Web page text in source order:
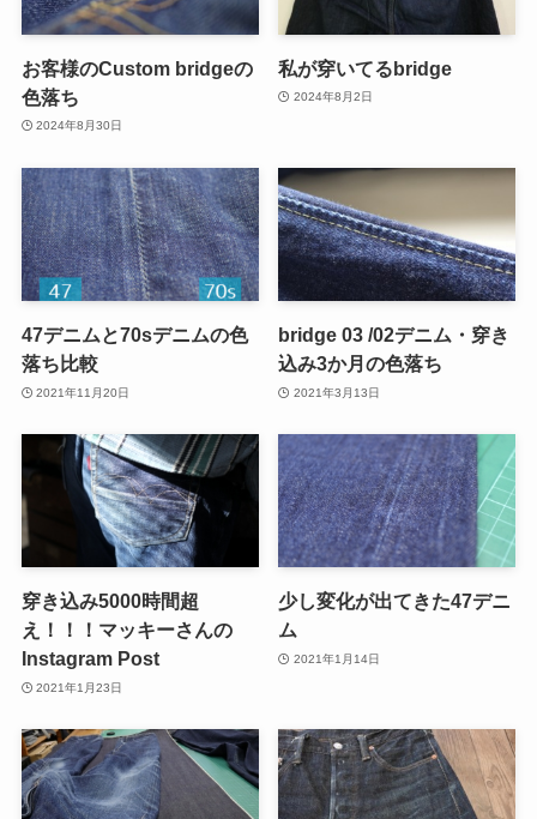
お客様のCustom bridgeの
色落ち
2024年8月30日
私が穿いてるbridge
2024年8月2日
47デニムと70sデニムの色
落ち比較
2021年11月20日
bridge 03 /02デニム・穿き
込み3か月の色落ち
2021年3月13日
穿き込み5000時間超
え！！！マッキーさんの
Instagram Post
2021年1月23日
少し変化が出てきた47デニ
ム
2021年1月14日